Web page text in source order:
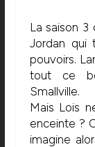
La saison
Jordan qui
pouvoirs.
tout ce
Smallville.
Mais Lois
enceinte ?
imagine